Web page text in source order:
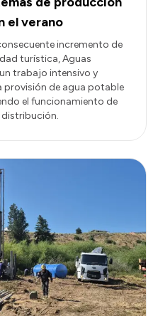
el verano
incremento de
turística, Aguas
trabajo intensivo y
provisión de agua potable
el funcionamiento de